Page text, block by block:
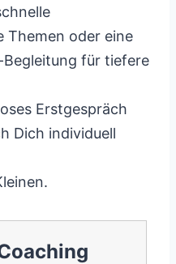
Themen oder eine
für tiefere
Erstgespräch
Dich individuell